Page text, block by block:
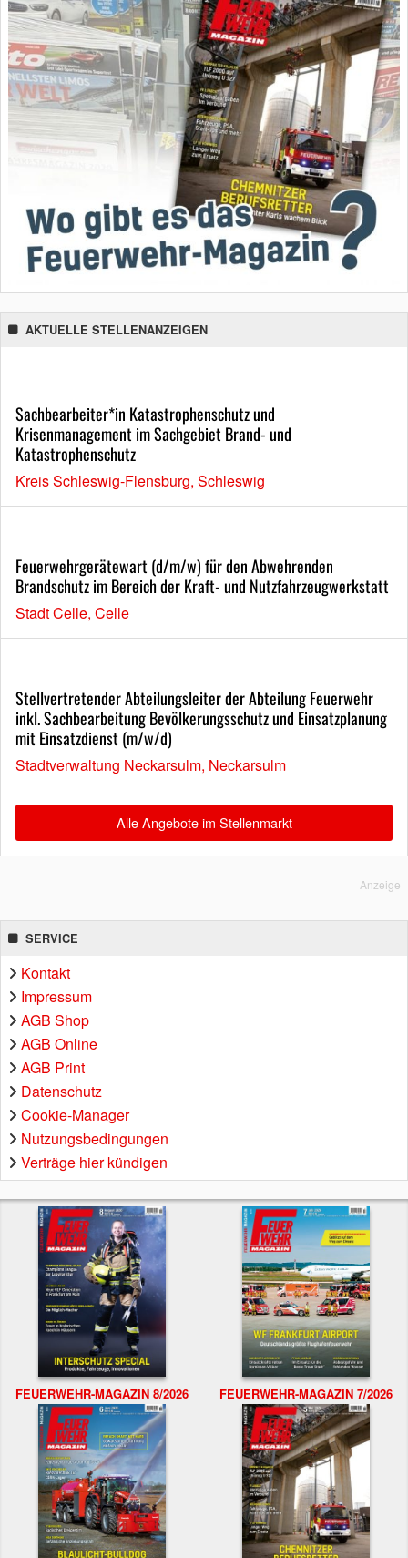
AKTUELLE STELLENANZEIGEN
Sachbearbeiter*in Katastrophenschutz und
Krisenmanagement im Sachgebiet Brand- und
Katastrophenschutz
Kreis Schleswig-Flensburg, Schleswig
Feuerwehrgerätewart (d/m/w) für den Abwehrenden
Brandschutz im Bereich der Kraft- und Nutzfahrzeugwerkstatt
Stadt Celle, Celle
Stellvertretender Abteilungsleiter der Abteilung Feuerwehr
inkl. Sachbearbeitung Bevölkerungsschutz und Einsatzplanung
mit Einsatzdienst (m/w/d)
Stadtverwaltung Neckarsulm, Neckarsulm
Alle Angebote im Stellenmarkt
Anzeige
SERVICE
Kontakt
Impressum
AGB Shop
AGB Online
AGB Print
Datenschutz
Cookie-Manager
Nutzungsbedingungen
Verträge hier kündigen
FEUERWEHR-MAGAZIN 8/2026 FEUERWEHR-MAGAZIN 7/2026